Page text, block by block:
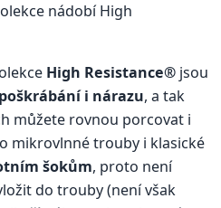
nádobí High
High Resistance® jsou
i nárazu, a tak
můžete rovnou porcovat i
mikrovlnné trouby i klasické
šokům, proto není
do trouby (není však